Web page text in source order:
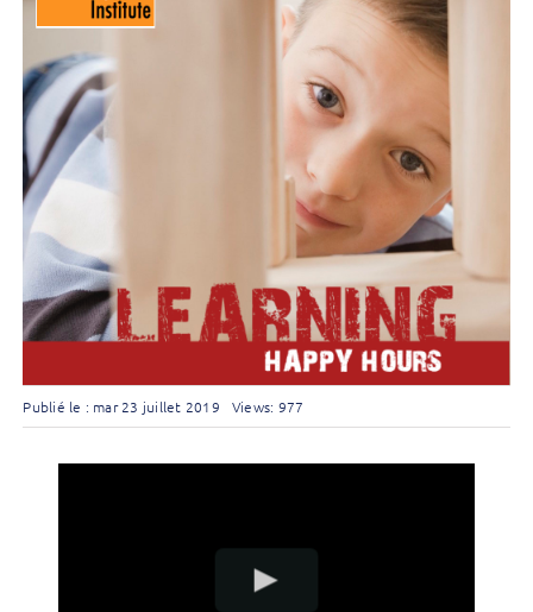
Publié le : mar 23 juillet 2019 Views: 977